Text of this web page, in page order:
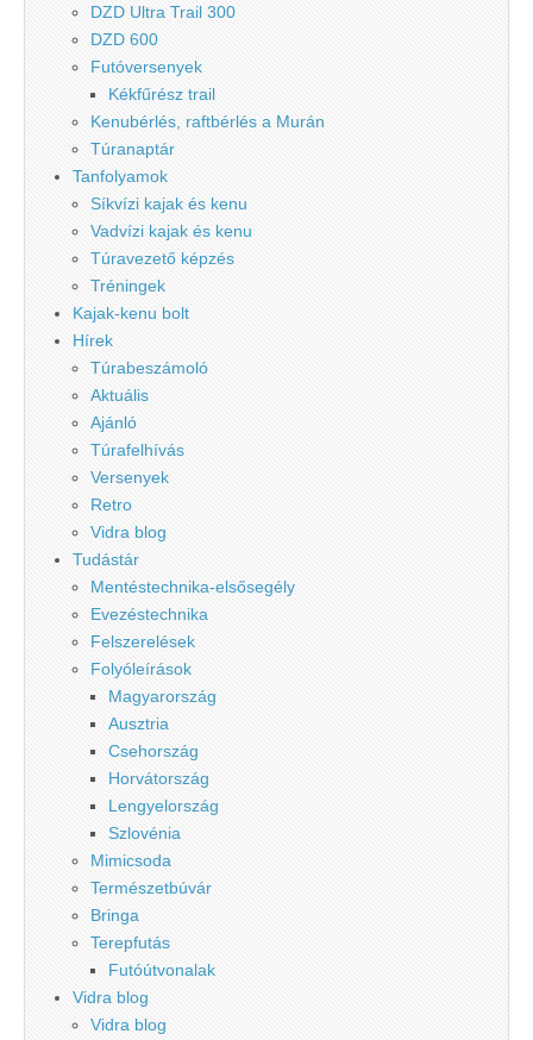
DZD Ultra Trail 300
DZD 600
Futóversenyek
Kékfűrész trail
Kenubérlés, raftbérlés a Murán
Túranaptár
Tanfolyamok
Síkvízi kajak és kenu
Vadvízi kajak és kenu
Túravezető képzés
Tréningek
Kajak-kenu bolt
Hírek
Túrabeszámoló
Aktuális
Ajánló
Túrafelhívás
Versenyek
Retro
Vidra blog
Tudástár
Mentéstechnika-elsősegély
Evezéstechnika
Felszerelések
Folyóleírások
Magyarország
Ausztria
Csehország
Horvátország
Lengyelország
Szlovénia
Mimicsoda
Természetbúvár
Bringa
Terepfutás
Futóútvonalak
Vidra blog
Vidra blog